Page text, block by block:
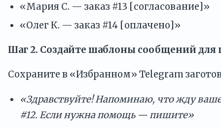
«Мария С. — заказ #13 [согласование]»
«Олег К. — заказ #14 [оплачено]»
Шаг 2. Создайте шаблоны сообщений для
Сохраните в «Избранном» Telegram
«Здравствуйте! Напоминаю, что жду
#12. Если нужна помощь — пишите»